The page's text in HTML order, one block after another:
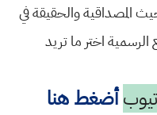
المصداقية والحقيقة في
الرسمية اختر ما تريد
أضغط هنا